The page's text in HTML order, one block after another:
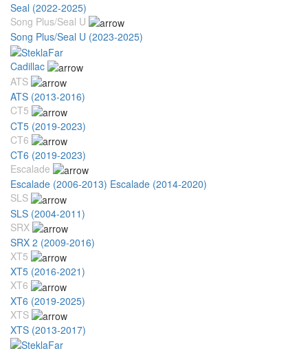
Seal (2022-2025)
Song Plus/Seal U
Song Plus/Seal U (2023-2025)
Cadillac
ATS
ATS (2013-2016)
CT5
CT5 (2019-2023)
CT6
CT6 (2019-2023)
Escalade
Escalade (2006-2013) Escalade (2014-2020)
SLS
SLS (2004-2011)
SRX
SRX 2 (2009-2016)
XT5
XT5 (2016-2021)
XT6
XT6 (2019-2025)
XTS
XTS (2013-2017)